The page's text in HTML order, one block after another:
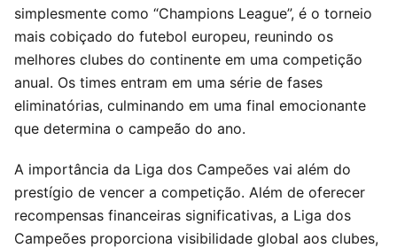
simplesmente como “Champions League”, é o torneio
mais cobiçado do futebol europeu, reunindo os
melhores clubes do continente em uma competição
anual. Os times entram em uma série de fases
eliminatórias, culminando em uma final emocionante
que determina o campeão do ano.
A importância da Liga dos Campeões vai além do
prestígio de vencer a competição. Além de oferecer
recompensas financeiras significativas, a Liga dos
Campeões proporciona visibilidade global aos clubes,